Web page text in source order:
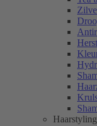
Haarstyling